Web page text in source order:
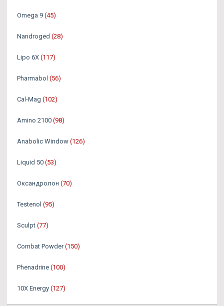
Omega 9 (45)
Nandroged (28)
Lipo 6X (117)
Pharmabol (56)
Cal-Mag (102)
Amino 2100 (98)
Anabolic Window (126)
Liquid 50 (53)
Оксандролон (70)
Testenol (95)
Sculpt (77)
Combat Powder (150)
Phenadrine (100)
10X Energy (127)